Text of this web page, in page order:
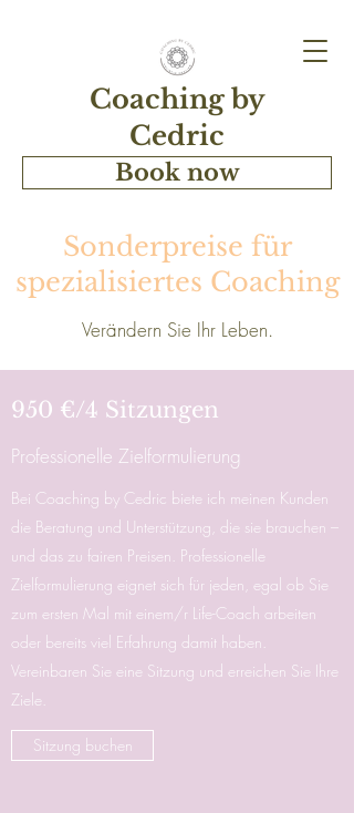
Coaching by
Cedric
Book now
Sonderpreise für
spezialisiertes Coaching
Verändern Sie Ihr Leben.
950 €/4 Sitzungen
Professionelle Zielformulierung
Bei Coaching by Cedric biete ich meinen Kunden
die Beratung und Unterstützung, die sie brauchen –
und das zu fairen Preisen. Professionelle
Zielformulierung eignet sich für jeden, egal ob Sie
zum ersten Mal mit einem/r Life-Coach arbeiten
oder bereits viel Erfahrung damit haben.
Vereinbaren Sie eine Sitzung und erreichen Sie Ihre
Ziele.
Sitzung buchen